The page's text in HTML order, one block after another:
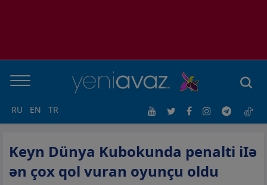
RU EN TR
Keyn Dünya Kubokunda penalti iIə
ən çox qol vuran oyunçu oldu